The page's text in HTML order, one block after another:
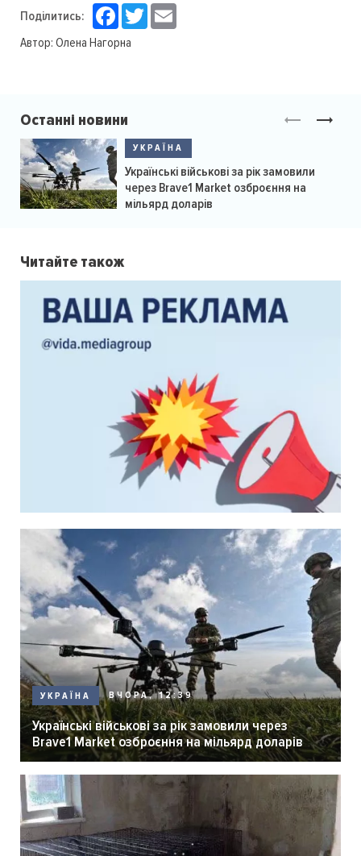
Поділитись: Facebook
Twitter
Автор: Олена Нагорна
Останні новини
УКРАЇНА
Українські військові за рік замовили
через Brave1 Market озброєння на
мільярд доларів
Читайте також
УКРАЇНА ВЧОРА, 12:39
Українські військові за рік замовили через
Brave1 Market озброєння на мільярд доларів